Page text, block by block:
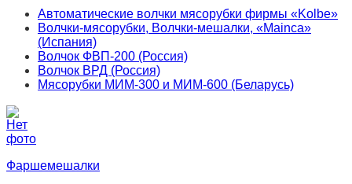
Автоматические волчки мясорубки фирмы «Kolbe»
Волчки-мясорубки, Волчки-мешалки, «Mainca»
(Испания)
Волчок ФВП-200 (Россия)
Волчок ВРД (Россия)
Мясорубки МИМ-300 и МИМ-600 (Беларусь)
Фаршемешалки